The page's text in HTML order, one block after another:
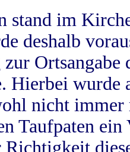
stand im
deshalb
Hierbei wurde
nicht
Taufpaten